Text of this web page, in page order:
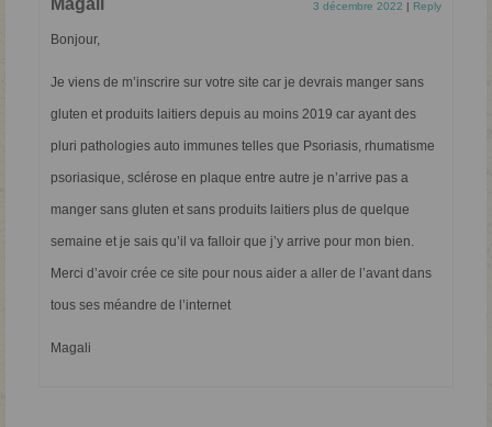
Magali 3 décembre 2022 Reply
Bonjour,
Je viens de m’inscrire sur votre site car je devrais manger sans
gluten et produits laitiers depuis au moins 2019 car ayant des
pluri pathologies auto immunes telles que Psoriasis, rhumatisme
psoriasique, sclérose en plaque entre autre je n’arrive pas a
manger sans gluten et sans produits laitiers plus de quelque
semaine et je sais qu’il va falloir que j’y arrive pour mon bien.
Merci d’avoir crée ce site pour nous aider a aller de l’avant dans
tous ses méandre de l’internet
Magali